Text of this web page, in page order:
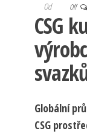
Od Off
CSG
Globální
CSG